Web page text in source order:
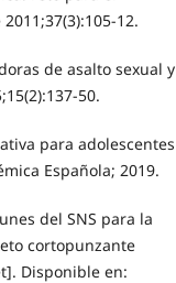
12.
de asalto sexual y
50.
para adolescentes
Española; 2019.
del SNS para la
cortopunzante
Disponible en: